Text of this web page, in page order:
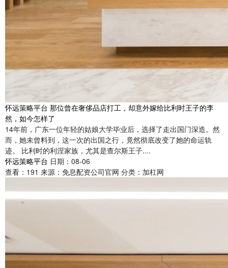
怀远策略平台 那位曾在奢侈品店打工，却意外嫁给比利时王子的李
然，如今怎样了
14年前，广东一位年轻的姑娘大学毕业后，选择了走出国门深造。然
而，她未曾料到，这一次的出国之行，竟然彻底改变了她的命运轨
迹。 比利时的利涅家族，尤其是查尔斯王子....
怀远策略平台 日期：08-06
查看： 191 来源： 免息配资公司官网 分类： 加杠网